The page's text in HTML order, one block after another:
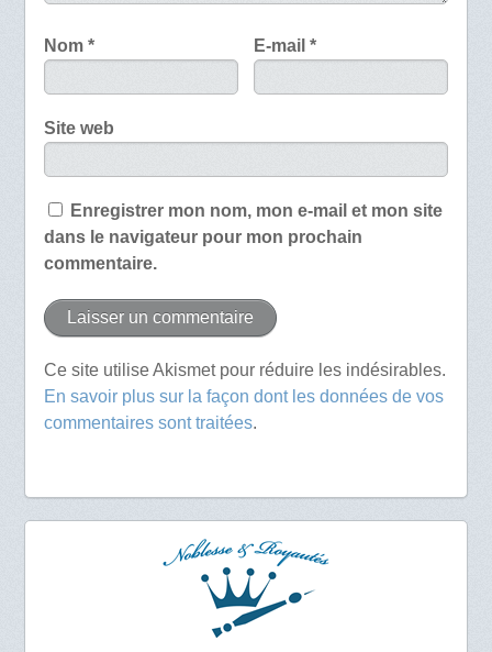
Nom * E-mail*
Site web
Enregistrer mon nom, mon e-mail et mon site
dans le navigateur pour mon prochain
commentaire.
Ce site utilise Akismet pour réduire les indésirables.
En savoir plus sur la façon dont les données de vos
commentaires sont traitées.